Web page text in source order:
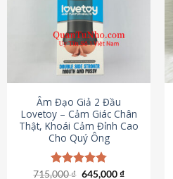
Âm Đạo Giả 2 Đầu
Lovetoy – Cảm Giác Chân
Thật, Khoái Cảm Đỉnh Cao
Cho Quý Ông
Được xếp
715,000₫ Giá
645,000₫Giá